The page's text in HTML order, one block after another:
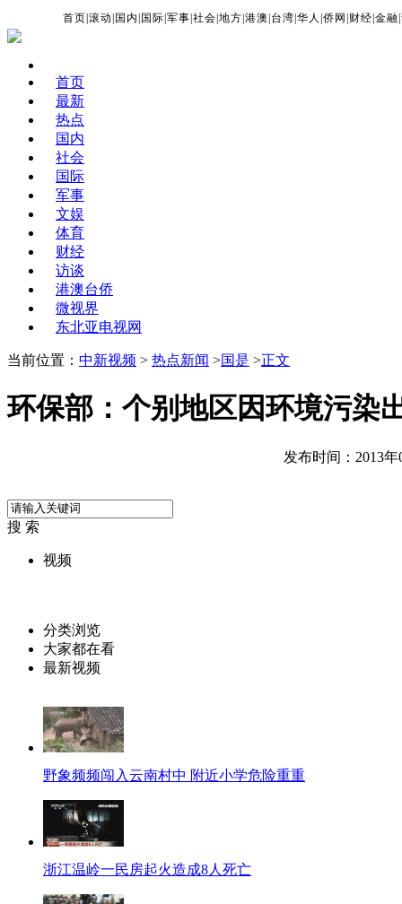
首页 |滚动 国内 国际 |军事 |社会 |地方 |港澳 台湾 |华人 |侨网 财经 |金融 |
首页
最新
热点
国内
社会
国际
军事
文娱
体育
财经
访谈
港澳台侨
微视界
东北亚电视网
当前位置： 中新视频 > 热点新闻 >国是 >正文
环保部：个别地区因环境污染
发布时间：2013年
搜 索
视频
分类浏览
大家都在看
最新视频
野象频频闯入云南村中 附近小学危险重重
浙江温岭一民房起火造成8人死亡